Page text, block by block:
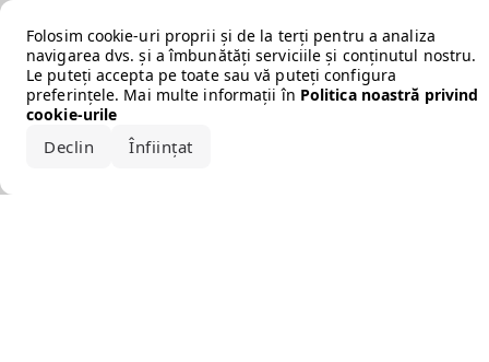
Folosim cookie-uri proprii și de la terți pentru a analiza
navigarea dvs. și a îmbunătăți serviciile și conținutul nostru.
Le puteți accepta pe toate sau vă puteți configura
preferințele. Mai multe informații în Politica noastră privind
cookie-urile
Declin Înființat
Error loading the brand